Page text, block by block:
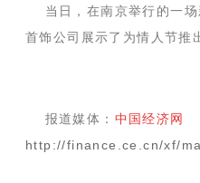
当日，在南京举行的一场
首饰公司展示了为情人节推
报道媒体： 中国经济网
http://finance.ce.cn/xf/